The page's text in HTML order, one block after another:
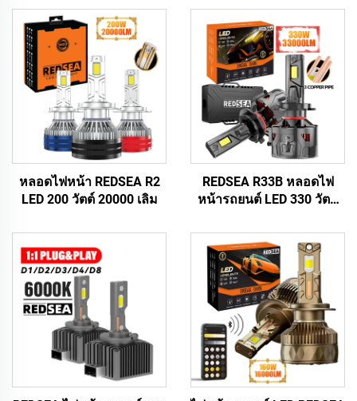
หลอดไฟหน้า REDSEA R2
LED 200 วัตต์ 20000 เลิม
REDSEA R33B หลอดไฟ
หน้ารถยนต์ LED 330 วัตต์